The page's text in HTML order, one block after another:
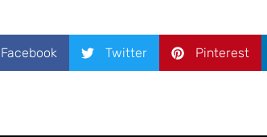
Facebook Twitter Pinterest